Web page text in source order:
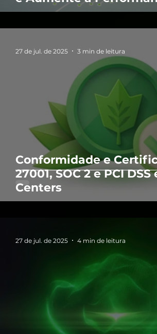
Conformidade e
27001, SOC 2 e PCI
Centers
27 de jul. de 2025 3 min de leitura
27 de jul. de 2025 4 min de leitura